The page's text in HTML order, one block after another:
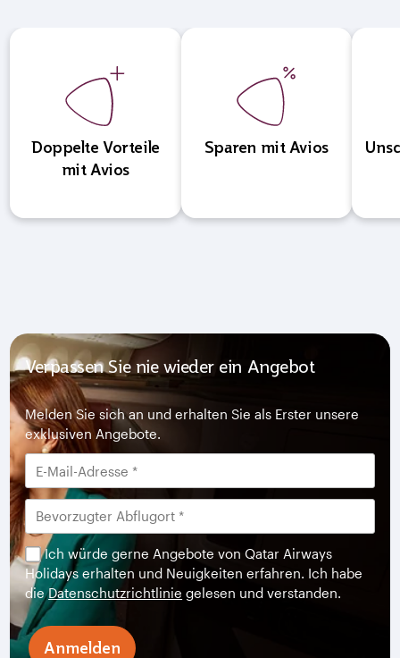
Doppelte Vorteile
mit Avios
Sparen mit Avios
Verpassen Sie nie wieder ein Angebot
Melden Sie sich an und erhalten Sie als Erster unsere
exklusiven Angebote.
Ich würde gerne Angebote von Qatar Airways
Holidays erhalten und Neuigkeiten erfahren. Ich habe
dieDatenschutzrichtlinie gelesen und verstanden.
Anmelden